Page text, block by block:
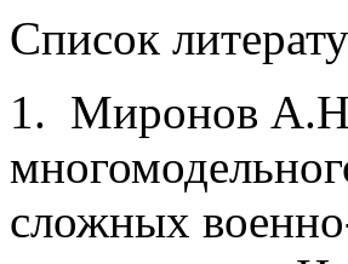
Список
1. Миронов А.Н.
сложных